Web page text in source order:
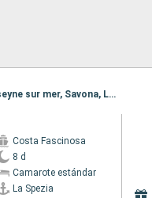
Itinerario : La Spezia, Civitavecchia - Roma, Salerno, Messina (estrecho), Toulon LA seyne sur mer, Savona, La Spezia
Costa Fascinosa
8 d
Camarote estándar
La Spezia